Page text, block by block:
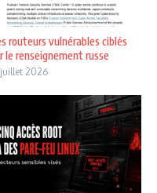
routeurs vulnérables ciblés
le renseignement russe
juillet 2026